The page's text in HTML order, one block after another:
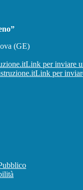
(GE)
Link per inviare
Link per